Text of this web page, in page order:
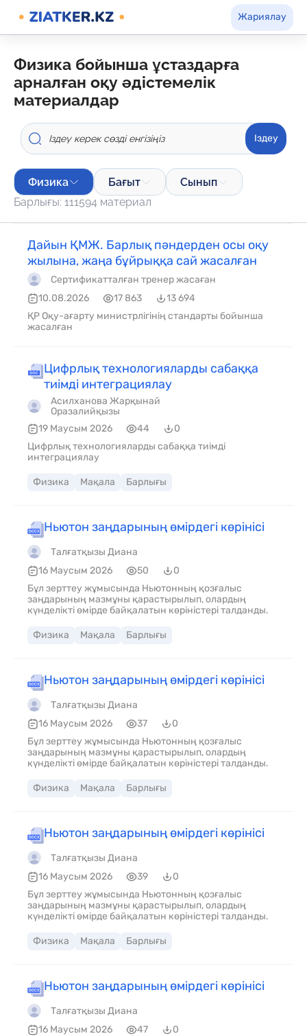
Жариялау
физика бойынша ұстаздарға
арналған оқу әдістемелік
материалдар
Іздеу
Физика Бағыт
Сынып
Барлығы: 111594 материал
Дайын ҚМЖ. Барлық пәндерден осы оқу
жылына, жаңа бұйрыққа сай жасалған
Сертификатталған тренер жасаған
10.08.2026
17 863
13 694
ҚР Оқу-ағарту министрлігінің стандарты бойынша
жасалған
Цифрлық технологияларды сабаққа
тиімді интеграциялау
Асилханова Жарқынай
Оразалийқызы
19 Маусым 2026
44
0
Цифрлық технологияларды сабаққа тиімді
интеграциялау
Физика Мақала Барлығы
Ньютон заңдарының өмірдегі көрінісі
Талғатқызы Диана
16 Маусым 2026
50
0
Бұл зерттеу жұмысында Ньютонның қозғалыс
заңдарының мазмұны қарастырылып, олардың
күнделікті өмірде байқалатын көріністері талданды.
Физика Мақала Барлығы
Ньютон заңдарының өмірдегі көрінісі
Талғатқызы Диана
16 Маусым 2026
37
0
Бұл зерттеу жұмысында Ньютонның қозғалыс
заңдарының мазмұны қарастырылып, олардың
күнделікті өмірде байқалатын көріністері талданды.
Физика Мақала Барлығы
Ньютон заңдарының өмірдегі көрінісі
Талғатқызы Диана
16 Маусым 2026
39
0
Бұл зерттеу жұмысында Ньютонның қозғалыс
заңдарының мазмұны қарастырылып, олардың
күнделікті өмірде байқалатын көріністері талданды.
Физика Мақала Барлығы
Ньютон заңдарының өмірдегі көрінісі
Талғатқызы Диана
16 Маусым 2026
47
0